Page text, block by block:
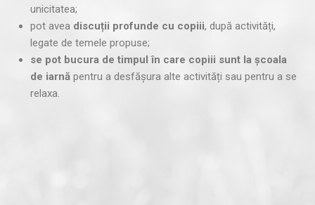
unicitatea;
pot avea discuții profunde cu copiii, după activități,
legate de temele propuse;
se pot bucura de timpul în care copiii sunt la școala
de iarnăpentru a desfășura alte activități sau pentru a se
relaxa.